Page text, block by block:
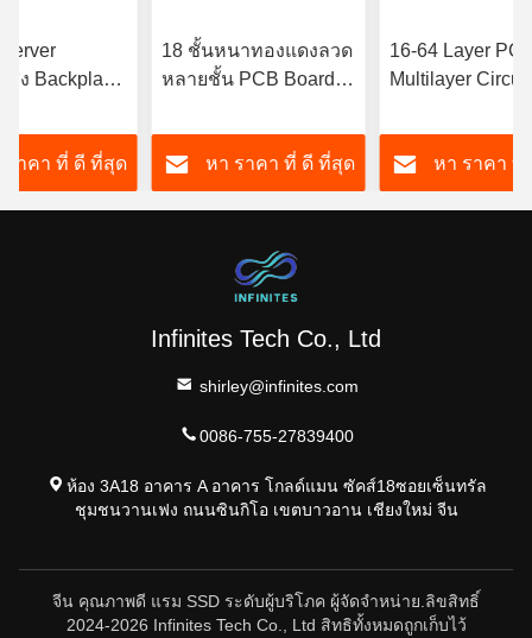
สูง Backplane
ราคา ที่ ดี ที่สุด
18 ชั้นหนาทองแดงลวด
หลายชั้น PCB Board
หา ราคา ที่ ดี ที่สุด
16-64 Layer
Multilayer Circuit
ประดิษฐ์ การสื่อ
หา ราคา ที่
Infinites Tech Co., Ltd
shirley@infinites.com
0086-755-27839400
ห้อง 3A18 อาคาร A อาคาร โกลด์แมน ซัคส์18ซอยเซ็นทรัล
ชุมชนวานเฟง ถนนซินกิโอ เขตบาวอาน เชียงใหม่ จีน
จีน คุณภาพดี แรม SSD ระดับผู้บริโภค ผู้จัดจําหน่าย.ลิขสิทธิ์
2024-2026 Infinites Tech Co., Ltd สิทธิทั้งหมดถูกเก็บไว้